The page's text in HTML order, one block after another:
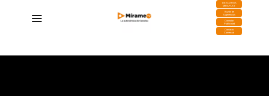
DESCARGA
MIRAPLAY
Buzón de
Sugerencias
Contratar
Publicidad
Contacto
Comercial